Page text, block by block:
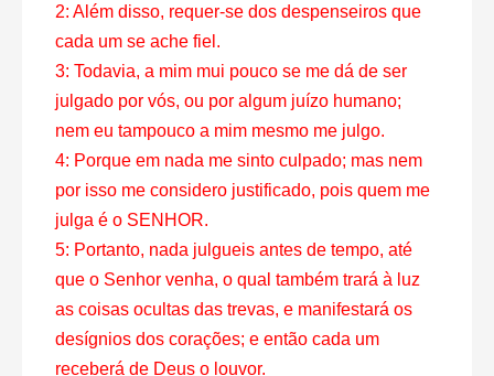
2: Além disso, requer-se dos despenseiros que
cada um se ache fiel.
3: Todavia, a mim mui pouco se me dá de ser
julgado por vós, ou por algum juízo humano;
nem eu tampouco a mim mesmo me julgo.
4: Porque em nada me sinto culpado; mas nem
por isso me considero justificado, pois quem me
julga é o SENHOR.
5: Portanto, nada julgueis antes de tempo, até
que o Senhor venha, o qual também trará à luz
as coisas ocultas das trevas, e manifestará os
desígnios dos corações; e então cada um
receberá de Deus o louvor.